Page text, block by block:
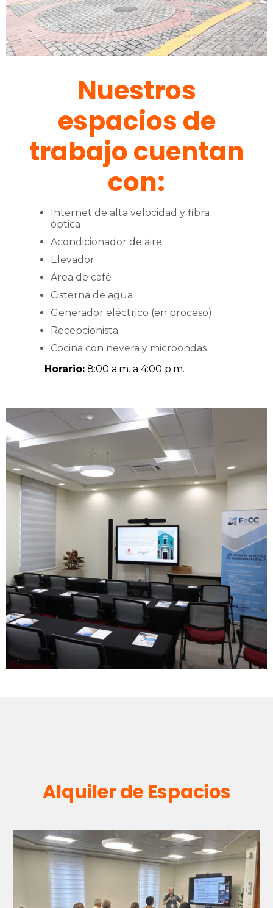
Nuestros
espacios de
trabajo cuentan
con:
Internet de alta velocidad y fibra
óptica
Acondicionador de aire
Elevador
Área de café
Cisterna de agua
Generador eléctrico (en proceso)
Recepcionista
Cocina con nevera y microondas
Horario:8:00 a.m. a 4:00 p.m.
Alquiler de Espacios